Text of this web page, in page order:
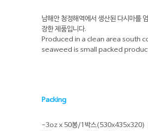
남해안 청정해역에서 생산된 다시마를
장한 제품입니다.
Produced in a clean area south
seaweed is small packed
Packing
-3oz x 50봉/1박스(530x435x320)